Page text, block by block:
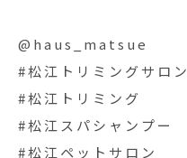
@haus_matsue
#松江トリミングサロン
#松江トリミング
#松江スパシャンプー
#松江ペットサロン